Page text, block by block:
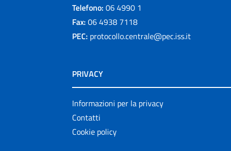
Telefono: 06 4990 1
Fax: 06 4938 7118
PEC: protocollo.centrale@pec.iss.it
PRIVACY
Informazioni per la privacy
Contatti
Cookie policy